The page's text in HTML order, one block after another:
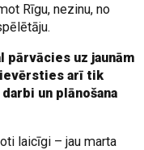
Rīgu, nezinu, no
pārvācies uz jaunām
arī tik
un plānošana
laicīgi – jau marta